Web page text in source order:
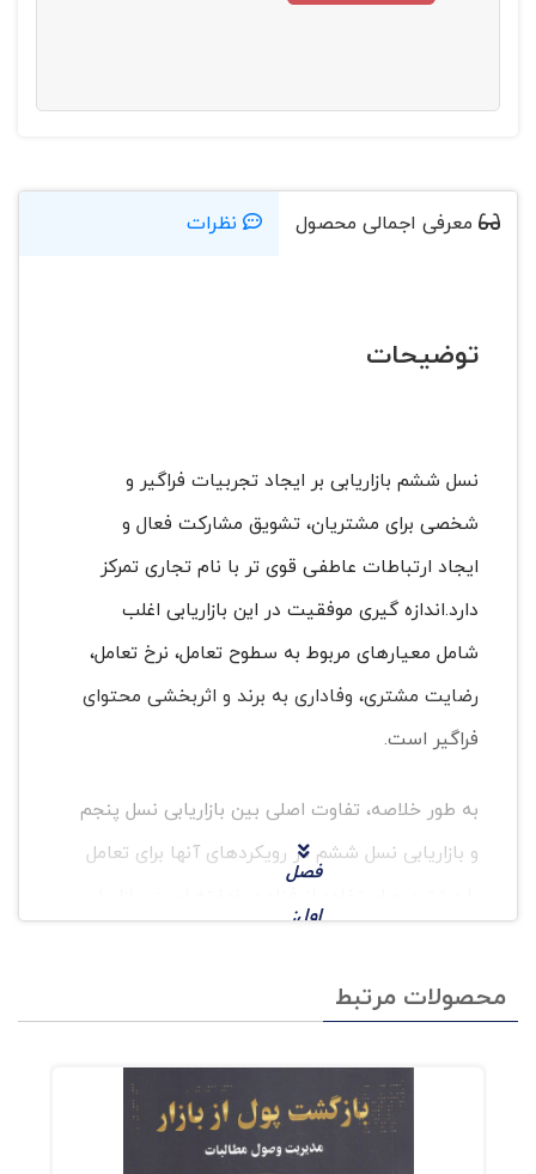
معرفی اجمالی محصول نظرات
توضیحات
نسل ششم بازاریابی بر ایجاد تجربیات فراگیر و
شخصی برای مشتریان، تشویق مشارکت فعال و
ایجاد ارتباطات عاطفی قوی تر با نام تجاری تمرکز
دارد.اندازه گیری موفقیت در این بازاریابی اغلب
شامل معیارهای مربوط به سطوح تعامل، نرخ تعامل،
رضایت مشتری، وفاداری به برند و اثربخشی محتوای
فراگیر است.
به طور خلاصه، تفاوت اصلی بین بازاریابی نسل پنجم
و بازاریابی نسل ششم در رویکردهای آنها برای تعامل
همه جانبه برای ایجاد تجربیات به یاد ماندنی و
تعاملی برند متناسب با ترجیحات و رفتارهای فردی
استفاده می کند.
فصل
اول:
محصولات مرتبط